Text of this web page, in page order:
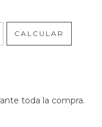
CALCULAR
toda la compra.